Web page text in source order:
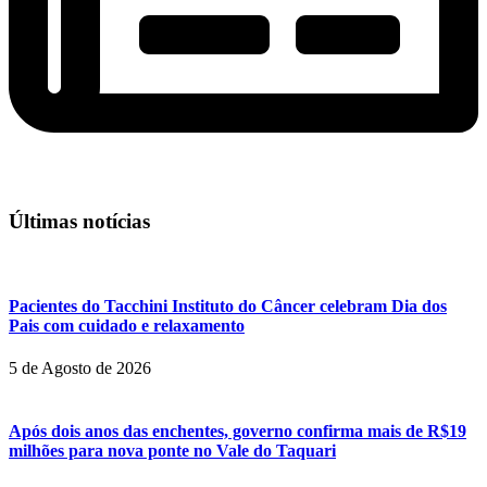
Últimas notícias
Pacientes do Tacchini Instituto do Câncer celebram Dia dos
Pais com cuidado e relaxamento
5 de Agosto de 2026
Após dois anos das enchentes, governo confirma mais de R$19
milhões para nova ponte no Vale do Taquari